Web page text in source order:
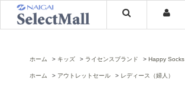
ホーム キッズ ライセンスブランド Happy Socks
ホーム アウトレットセール レディース（婦人）